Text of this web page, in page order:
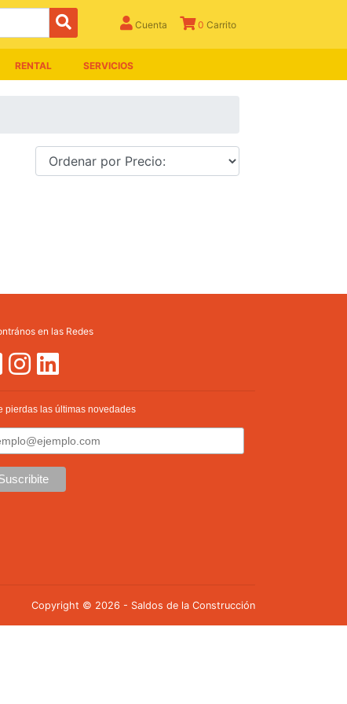
Cuenta 0 Carrito
RENTAL SERVICIOS
en las Redes
pierdas las últimas novedades
Copyright © 2026 - Saldos de la Construcción